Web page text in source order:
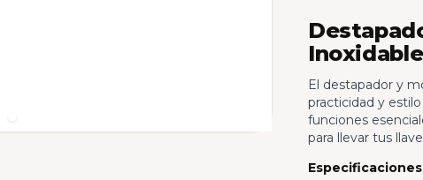
El destapador y
practicidad y
funciones
para llevar tus